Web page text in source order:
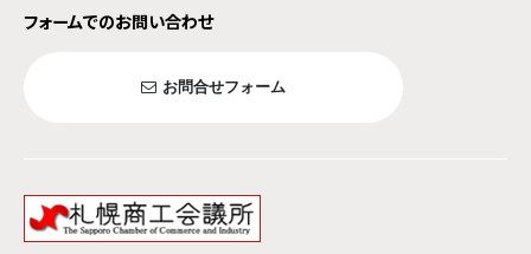
フォームでのお問い合わせ
お問合せフォーム